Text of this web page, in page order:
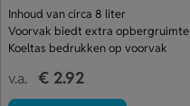
Inhoud van circa 8 liter
Voorvak biedt extra opbergruimte
Koeltas bedrukken op voorvak
v.a. € 2.92